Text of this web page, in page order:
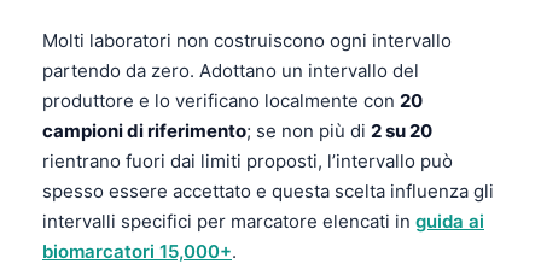
Molti laboratori non costruiscono ogni intervallo
partendo da zero. Adottano un intervallo del
produttore e lo verificano localmente con 20
campioni di riferimento; se non più di 2 su 20
rientrano fuori dai limiti proposti, l’intervallo può
spesso essere accettato e questa scelta influenza gli
intervalli specifici per marcatore elencati in guida ai
biomarcatori 15,000+.